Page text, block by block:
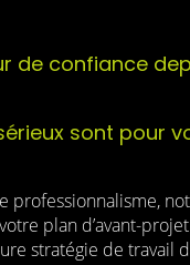
de confiance
sont pour
professionnalisme,
plan d’avant-
stratégie de travail